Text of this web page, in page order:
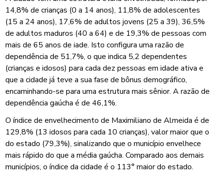
14,8% de crianças (0 a 14 anos), 11,8% de adolescentes
(15 a 24 anos), 17,6% de adultos jovens (25 a 39), 36,5%
de adultos maduros (40 a 64) e de 19,3% de pessoas com
mais de 65 anos de iade. Isto configura uma razão de
dependência de 51,7%, o que indica 5,2 dependentes
(crianças e idosos) para cada dez pessoas em idade ativa e
que a cidade já teve a sua fase de bônus demográfico,
encaminhando-se para uma estrutura mais sênior. A razão de
dependência gaúcha é de 46,1%.
O índice de envelhecimento de Maximiliano de Almeida é de
129,8% (13 idosos para cada 10 crianças), valor maior que o
do estado (79,3%), sinalizando que o município envelhece
mais rápido do que a média gaúcha. Comparado aos demais
municípios, o índice da cidade é o 113° maior do estado.